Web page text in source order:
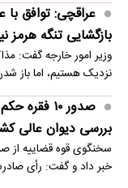
عراقچی: توافق
بازگشایی تنگه هرمز
وزیر امور خارجه گفت:
نزدیک هستیم، اما باز
صدور ۱۰
بررسی دیوان عالی
خبر داد و گفت: رأی